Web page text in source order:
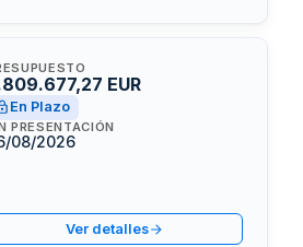
EUR
En Plazo
PRESENTACIÓN
08/2026
Ver detalles